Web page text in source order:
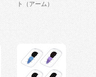
ト（アーム）